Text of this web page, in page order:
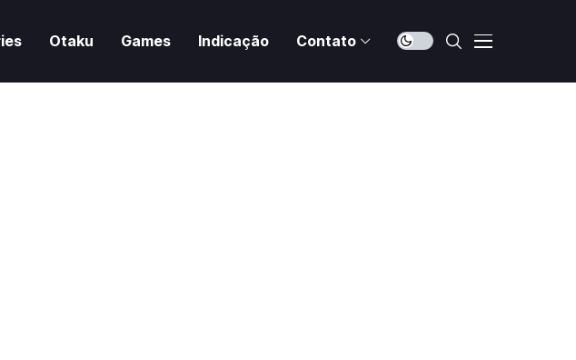
Otaku Games Indicação Contato